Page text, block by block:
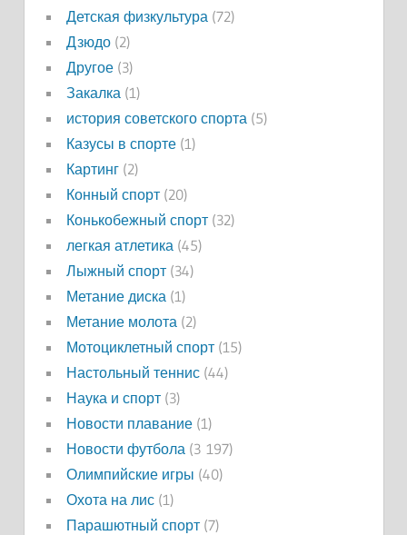
Детская физкультура (72)
Дзюдо(2)
Другое(3)
Закалка (1)
история советского спорта (5)
Казусы в спорте(1)
Картинг(2)
Конный спорт(20)
Конькобежный спорт(32)
легкая атлетика (45)
Лыжный спорт(34)
Метание диска (1)
Метание молота (2)
Мотоциклетный спорт(15)
Настольный теннис(44)
Наука и спорт(3)
Новости плавание(1)
Новости футбола (3 197)
Олимпийские игры (40)
Охота на лис(1)
Парашютный спорт(7)